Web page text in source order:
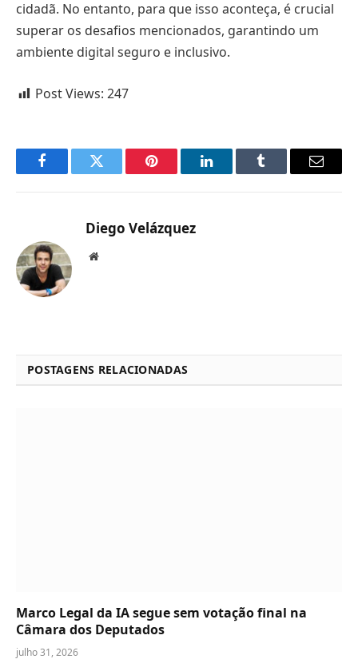
cidadã. No entanto, para que isso aconteça, é crucial
superar os desafios mencionados, garantindo um
ambiente digital seguro e inclusivo.
Post Views: 247
FacebookTwitter Pinterest LinkedInTumblr Email
Diego Velázquez
Website
POSTAGENS RELACIONADAS
Marco Legal da IA segue sem votação final na
Câmara dos Deputados
julho 31, 2026